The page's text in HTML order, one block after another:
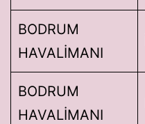
BODRUM
HAVALİMANI
BODRUM
HAVALİMANI